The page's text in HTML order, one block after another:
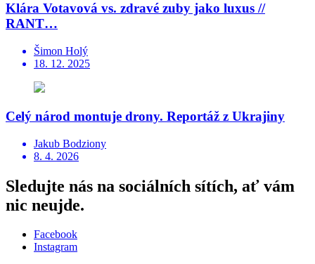
Klára Votavová vs. zdravé zuby jako luxus //
RANT…
Šimon Holý
18. 12. 2025
Celý národ montuje drony. Reportáž z Ukrajiny
Jakub Bodziony
8. 4. 2026
Sledujte nás na sociálních sítích, ať vám
nic neujde.
Facebook
Instagram